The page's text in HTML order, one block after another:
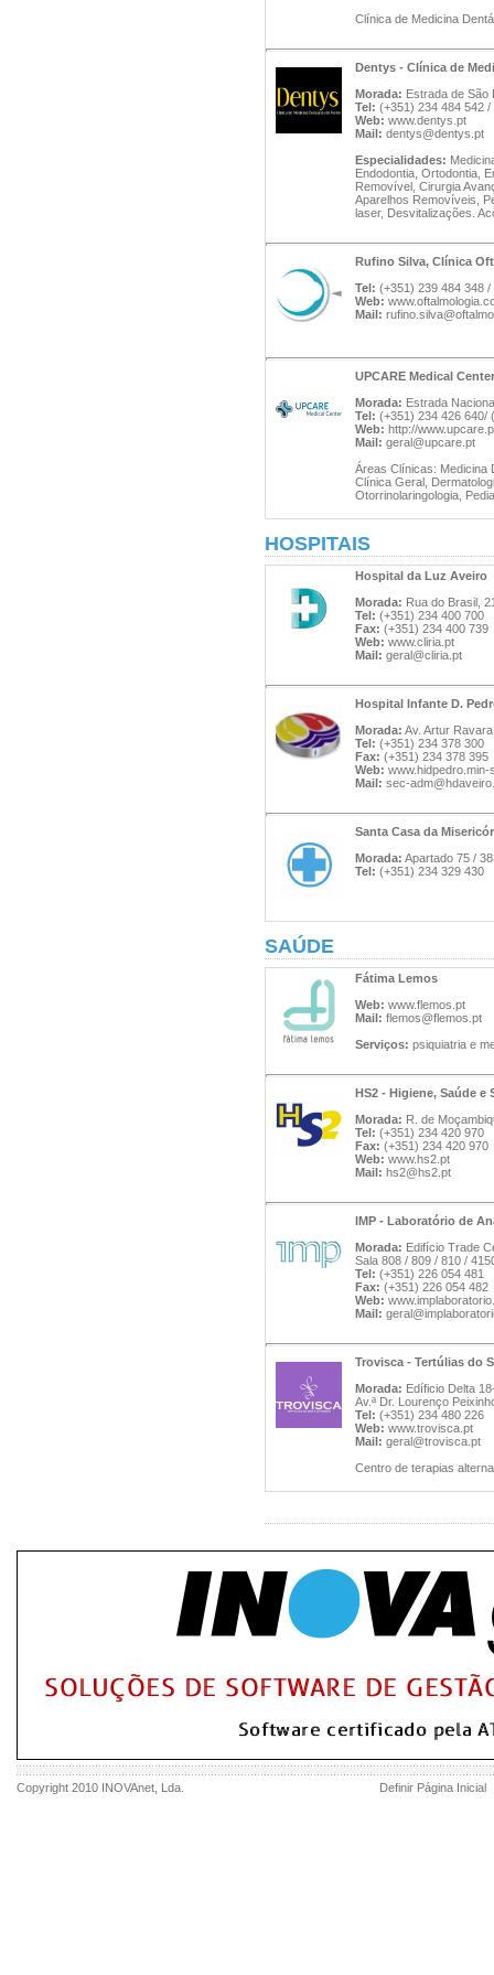
Clínica de Medicina
Dentys - Clínica de
Morada: Estrada de São
Tel: (+351) 234 484 542
Web: www.dentys.pt
Mail: dentys@dentys.pt
Especialidades:
Endodontia, Ortodontia,
Removível, Cirurgia
Aparelhos Removíveis,
laser, Desvitalizações.
Rufino Silva, Clínica
Tel: (+351) 239 484 348
Web:
Mail:
UPCARE Medical Center
Morada: Estrada
Tel: (+351) 234 426 640/
Web: http://
Mail: geral@upcare.pt
Áreas Clínicas: Medicina
Clínica Geral,
Otorrinolaringologia,
HOSPITAIS
Hospital da Luz Aveiro
Morada: Rua do Brasil,
Tel: (+351) 234 400 700
Fax: (+351) 234 400 739
Web: www.cliria.pt
Mail: geral@cliria.pt
Hospital Infante D.
Morada: Av. Artur
Tel: (+351) 234 378 300
Fax: (+351) 234 378 395
Web: www.hidpedro.min-
Mail: sec-
Santa Casa da
Morada: Apartado 75 /
Tel: (+351) 234 329 430
SAÚDE
Fátima Lemos
Web: www.flemos.pt
Mail: flemos@flemos.pt
Serviços: psiquiatria e
HS2 - Higiene, Saúde e
Morada: R. de
Tel: (+351) 234 420 970
Fax: (+351) 234 420 970
Web: www.hs2.pt
Mail: hs2@hs2.pt
IMP - Laboratório de
Morada: Edifício Trade
Sala 808 / 809 / 810 /
Tel: (+351) 226 054 481
Fax: (+351) 226 054 482
Web:
Mail:
Trovisca - Tertúlias do
Morada: Edíficio Delta
Av.ª Dr. Lourenço
Tel: (+351) 234 480 226
Web: www.trovisca.pt
Mail: geral@trovisca.pt
Centro de terapias
Copyright 2010 INOVAnet , Lda. Definir Página Inicial